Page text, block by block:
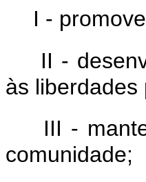
I -
II -
às liberdades
III -
comunidade;